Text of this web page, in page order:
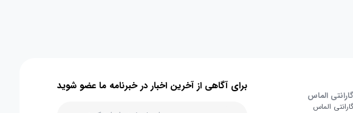
گارانتی الماس
گارانتی الماس
برای آگاهی از آخرین اخبار در خبرنامه ما عضو شوید